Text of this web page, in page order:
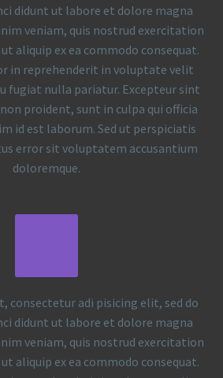
didunt ut labore et dolore magna
veniam, quis nostrud exercitation
aliquip ex ea commodo consequat.
in reprehenderit in voluptate velit
fugiat nulla pariatur. Excepteur sint
proident, sunt in culpa qui officia
id est laborum. Sed ut perspiciatis
error sit voluptatem accusantium
doloremque.
consectetur adi pisicing elit, sed do
didunt ut labore et dolore magna
veniam, quis nostrud exercitation
aliquip ex ea commodo consequat.